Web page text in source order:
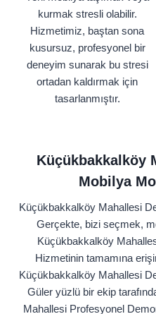
kurmak stresli olabilir.
Hizmetimiz, baştan sona
kusursuz, profesyonel bir
deneyim sunarak bu stresi
ortadan kaldırmak için
tasarlanmıştır.
Küçükbakkalköy
Mobilya
Küçükbakkalköy Mahallesi
Gerçekte, bizi seçmek,
Küçükbakkalköy
Hizmetinin tamamına
Küçükbakkalköy Mahallesi
Güler yüzlü bir ekip
Mahallesi Profesyonel